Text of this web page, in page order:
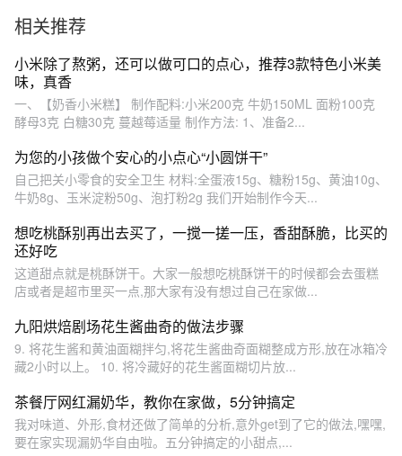
相关推荐
小米除了熬粥，还可以做可口的点心，推荐3款特色小米美
味，真香
一、【奶香小米糕】 制作配料:小米200克 牛奶150ML 面粉100克
酵母3克 白糖30克 蔓越莓适量 制作方法: 1、准备2...
为您的小孩做个安心的小点心“小圆饼干”
自己把关小零食的安全卫生 材料:全蛋液15g、糖粉15g、黄油10g、
牛奶8g、玉米淀粉50g、泡打粉2g 我们开始制作今天...
想吃桃酥别再出去买了，一搅一搓一压，香甜酥脆，比买的
还好吃
这道甜点就是桃酥饼干。大家一般想吃桃酥饼干的时候都会去蛋糕
店或者是超市里买一点,那大家有没有想过自己在家做...
九阳烘焙剧场花生酱曲奇的做法步骤
9. 将花生酱和黄油面糊拌匀,将花生酱曲奇面糊整成方形,放在冰箱冷
藏2小时以上。 10. 将冷藏好的花生酱面糊切片放...
茶餐厅网红漏奶华，教你在家做，5分钟搞定
我对味道、外形,食材还做了简单的分析,意外get到了它的做法,嘿嘿,
要在家实现漏奶华自由啦。五分钟搞定的小甜点,...